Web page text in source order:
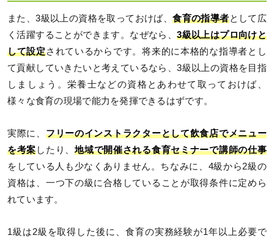
また、3級以上の資格を取っておけば、食育の指導者として広
く活躍することができます。なぜなら、3級以上はプロ向けと
して設定されているからです。将来的に本格的な指導者とし
て貢献していきたいと考えているなら、3級以上の資格を目指
しましょう。栄養士などの資格とあわせて取っておけば、
様々な食育の現場で能力を発揮できるはずです。
実際に、 フリーのインストラクターとして飲食店でメニュー
を考案したり、地域で開催される食育セミナーで講師の仕事
をしている人も少なくありません。ちなみに、4級から2級の
資格は、一つ下の級に合格していることが取得条件に定めら
れています。
1級は2級を取得した後に、食育の実務経験が1年以上必要で